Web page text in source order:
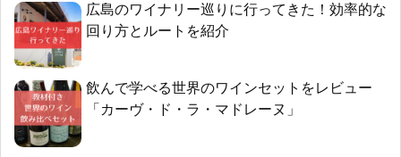
広島のワイナリー巡りに行ってきた！効率的な
回り方とルートを紹介
飲んで学べる世界のワインセットをレビュー
「カーヴ・ド・ラ・マドレーヌ」